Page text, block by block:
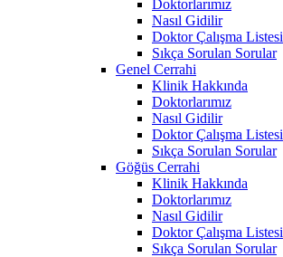
Doktorlarımız
Nasıl Gidilir
Doktor Çalışma Listesi
Sıkça Sorulan Sorular
Genel Cerrahi
Klinik Hakkında
Doktorlarımız
Nasıl Gidilir
Doktor Çalışma Listesi
Sıkça Sorulan Sorular
Göğüs Cerrahi
Klinik Hakkında
Doktorlarımız
Nasıl Gidilir
Doktor Çalışma Listesi
Sıkça Sorulan Sorular